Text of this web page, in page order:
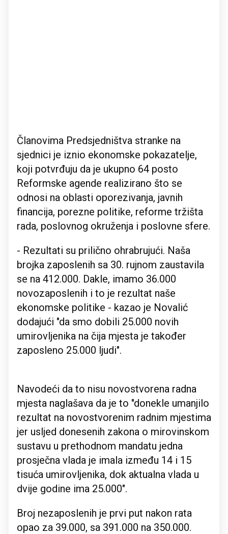
Članovima Predsjedništva stranke na
sjednici je iznio ekonomske pokazatelje,
koji potvrđuju da je ukupno 64 posto
Reformske agende realizirano što se
odnosi na oblasti oporezivanja, javnih
financija, porezne politike, reforme tržišta
rada, poslovnog okruženja i poslovne sfere.
- Rezultati su prilično ohrabrujući. Naša
brojka zaposlenih sa 30. rujnom zaustavila
se na 412.000. Dakle, imamo 36.000
novozaposlenih i to je rezultat naše
ekonomske politike - kazao je Novalić
dodajući "da smo dobili 25.000 novih
umirovljenika na čija mjesta je također
zaposleno 25.000 ljudi".
Navodeći da to nisu novostvorena radna
mjesta naglašava da je to "donekle umanjilo
rezultat na novostvorenim radnim mjestima
jer usljed donesenih zakona o mirovinskom
sustavu u prethodnom mandatu jedna
prosječna vlada je imala između 14 i 15
tisuća umirovljenika, dok aktualna vlada u
dvije godine ima 25.000".
Broj nezaposlenih je prvi put nakon rata
opao za 39.000, sa 391.000 na 350.000.